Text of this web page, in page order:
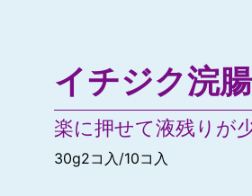
イチジク浣
楽に押せて液残りが
30g2コ入/10コ入